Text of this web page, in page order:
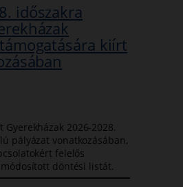
időszakra
kiírt
2026-2028.
pályázat vonatkozásában,
felelős
döntési listát.